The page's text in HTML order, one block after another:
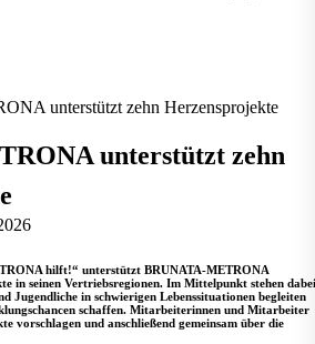
unterstützt zehn Herzensprojekte
unterstützt zehn
hilft!“ unterstützt BRUNATA-METRONA
in seinen Vertriebsregionen. Im Mittelpunkt stehen dabei
Jugendliche in schwierigen Lebenssituationen begleiten
schaffen. Mitarbeiterinnen und Mitarbeiter
vorschlagen und anschließend gemeinsam über die